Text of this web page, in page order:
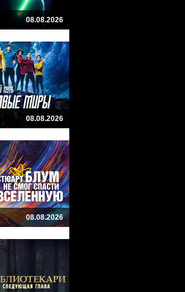
08.08.2026
08.08.2026
08.08.2026